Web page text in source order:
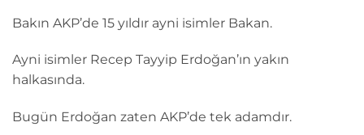
Bakın AKP’de 15 yıldır ayni isimler Bakan.
Ayni isimler Recep Tayyip Erdoğan’ın yakın
halkasında.
Bugün Erdoğan zaten AKP’de tek adamdır.